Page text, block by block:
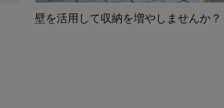
壁を活用して収納を増やしませんか？